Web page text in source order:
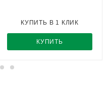
КУПИТЬ
КУПИТЬ В 1 КЛИК